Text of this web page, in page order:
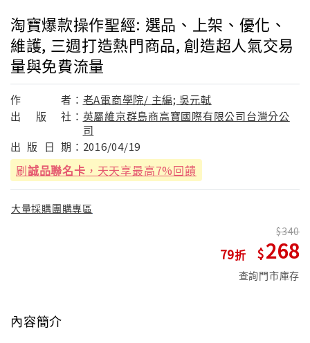
淘寶爆款操作聖經: 選品、上架、優化、
維護, 三週打造熱門商品, 創造超人氣交易
量與免費流量
作 者： 老A電商學院/ 主編; 吳元軾
出
版 社： 英屬維京群島商高寶國際有限公司台灣分公
司
出 版 日 期： 2016/04/19
刷誠品聯名卡 ，天天享最高7%回饋
大量採購團購專區
79
340
268
查詢門市庫存
內容簡介